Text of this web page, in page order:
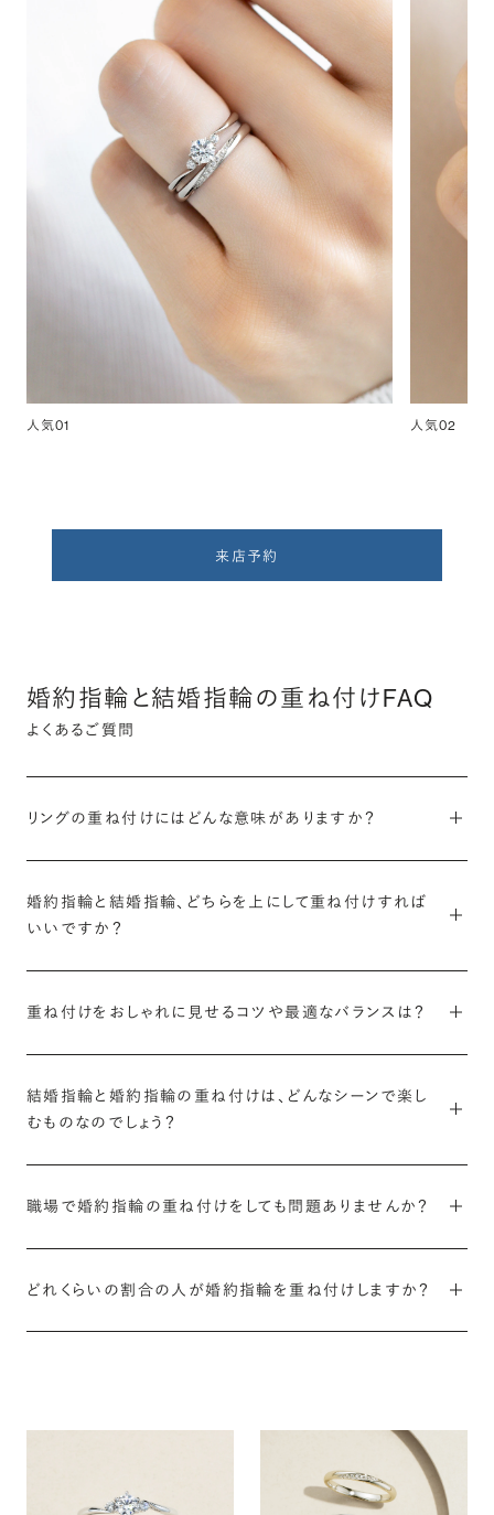
人気01 人気02
来店予約
婚約指輪と結婚指輪の重ね付けFAQ
よくあるご質問
リングの重ね付けにはどんな意味がありますか？
を誓う結婚指輪」。この2本を重ねて身に着けることで、これまで
の想いと、これからの時間を重ねていくという意味合いが生まれ
また、重ね付けすると、コーディネートに応じて手元の印象ががら
婚約指輪と結婚指輪、どちらを上にして重ね付けすれば
いいですか？
が、婚約指輪が結婚指輪の上になるように身に着ける方が多いで
結婚指輪に比べて婚約指輪は高さや中央のダイヤモンドの存在
感もあるため、上に着けていただくことで全体のバランスがきれ
重ね付けをおしゃれに見せるコツや最適なバランスは？
である必要もありません。ぜひ様々な組み合わせを自由に試して
みてください。
ウェーブ同士など「同じラインのリングを重ねる」のがおすすめ。
結婚指輪と婚約指輪の重ね付けは、どんなシーンで楽し
むものなのでしょう？
ナーとの週末のお出かけ、さらには日常的に身に着け楽しむ方も
婚約指輪自体のデザインが、数十年前よりも高さを抑えた引っか
職場で婚約指輪の重ね付けをしても問題ありませんか？
を判断する必要があります。ポイントは、職種、会社の規約、そして
は、注意が必要です。
どれくらいの割合の人が婚約指輪を重ね付けしますか？
※データ出典：ゼクシィ結婚トレンド調査2024「首都圏版」 (全国推計値)